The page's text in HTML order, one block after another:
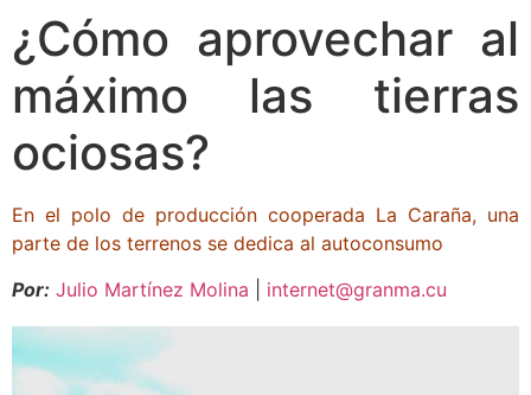
¿Cómo aprovechar al
máximo las tierras
ociosas?
En el polo de producción cooperada La Caraña, una
parte de los terrenos se dedica al autoconsumo
Por: Julio Martínez Molina internet@granma.cu